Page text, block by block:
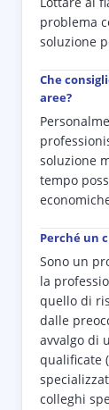
problema
soluzione
Che
aree?
soluzione
tempo
Perché un
Sono un
la
quello di
dalle
avvalgo di
qualificate
colleghi